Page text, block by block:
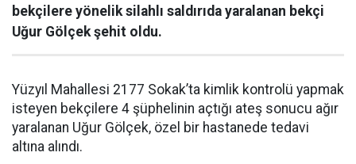
bekçilere yönelik silahlı saldırıda yaralanan bekçi
Uğur Gölçek şehit oldu.
Yüzyıl Mahallesi 2177 Sokak’ta kimlik kontrolü yapmak
isteyen bekçilere 4 şüphelinin açtığı ateş sonucu ağır
yaralanan Uğur Gölçek, özel bir hastanede tedavi
altına alındı.